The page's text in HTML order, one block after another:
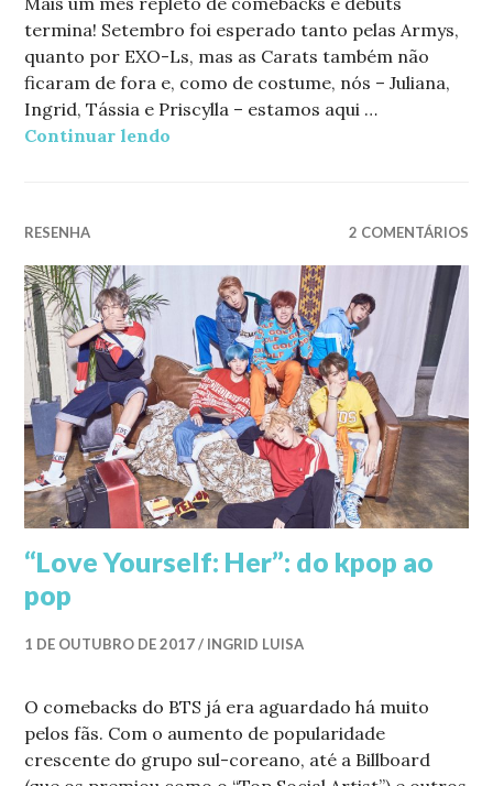
termina! Setembro foi esperado tanto pelas Armys,
quanto por EXO-Ls, mas as Carats também não
ficaram de fora e, como de costume, nós – Juliana,
Ingrid, Tássia e Priscylla – estamos aqui …
Continuar lendo
RESENHA 2 COMENTÁRIOS
“Love Yourself: Her”: do kpop ao
pop
1 DE OUTUBRO DE 2017 INGRID LUISA
O comebacks do BTS já era aguardado há muito
pelos fãs. Com o aumento de popularidade
crescente do grupo sul-coreano, até a Billboard